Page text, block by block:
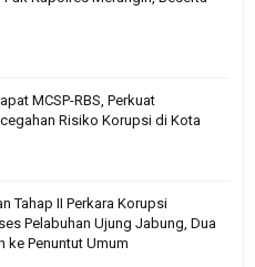
MCSP-RBS, Perkuat
Risiko Korupsi di Kota
Tahap II Perkara Korupsi
Pelabuhan Ujung Jabung, Dua
ke Penuntut Umum